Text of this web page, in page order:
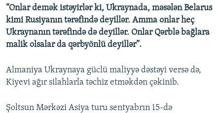
“Onlar demək istəyirlər ki, Ukraynada, məsələn Belarus
kimi Rusiyanın tərəfində deyillər. Amma onlar heç
Ukraynanın tərəfində də deyillər. Onlar Qərblə bağlara
malik olsalar da qərbyönlü deyillər”.
Almaniya Ukraynaya güclü maliyyə dəstəyi versə də,
Kiyevi ağır silahlarla təchiz etməkdən çəkinib.
Şoltsun Mərkəzi Asiya turu sentyabrın 15-də